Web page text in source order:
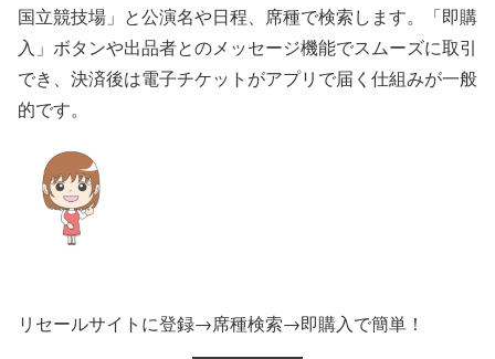
国立競技場」と公演名や日程、席種で検索します。「即購
入」ボタンや出品者とのメッセージ機能でスムーズに取引
でき、決済後は電子チケットがアプリで届く仕組みが一般
的です。
リセールサイトに登録→席種検索→即購入で簡単！